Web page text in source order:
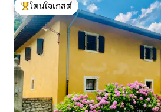
โดนใจเกสต์ที่สุด
โดนใจเกสต์